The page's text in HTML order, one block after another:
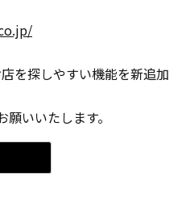
# メル
# 四条
を探しやすい機能を新追加
いいたします。